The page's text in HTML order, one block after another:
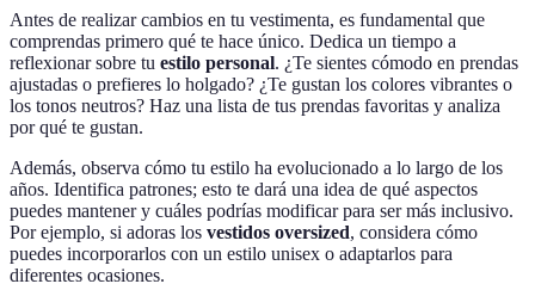
Antes de realizar cambios en tu vestimenta, es fundamental que
comprendas primero qué te hace único. Dedica un tiempo a
reflexionar sobre tu estilo personal. ¿Te sientes cómodo en prendas
ajustadas o prefieres lo holgado? ¿Te gustan los colores vibrantes o
los tonos neutros? Haz una lista de tus prendas favoritas y analiza
por qué te gustan.
Además, observa cómo tu estilo ha evolucionado a lo largo de los
años. Identifica patrones; esto te dará una idea de qué aspectos
puedes mantener y cuáles podrías modificar para ser más inclusivo.
Por ejemplo, si adoras los vestidos oversized, considera cómo
puedes incorporarlos con un estilo unisex o adaptarlos para
diferentes ocasiones.